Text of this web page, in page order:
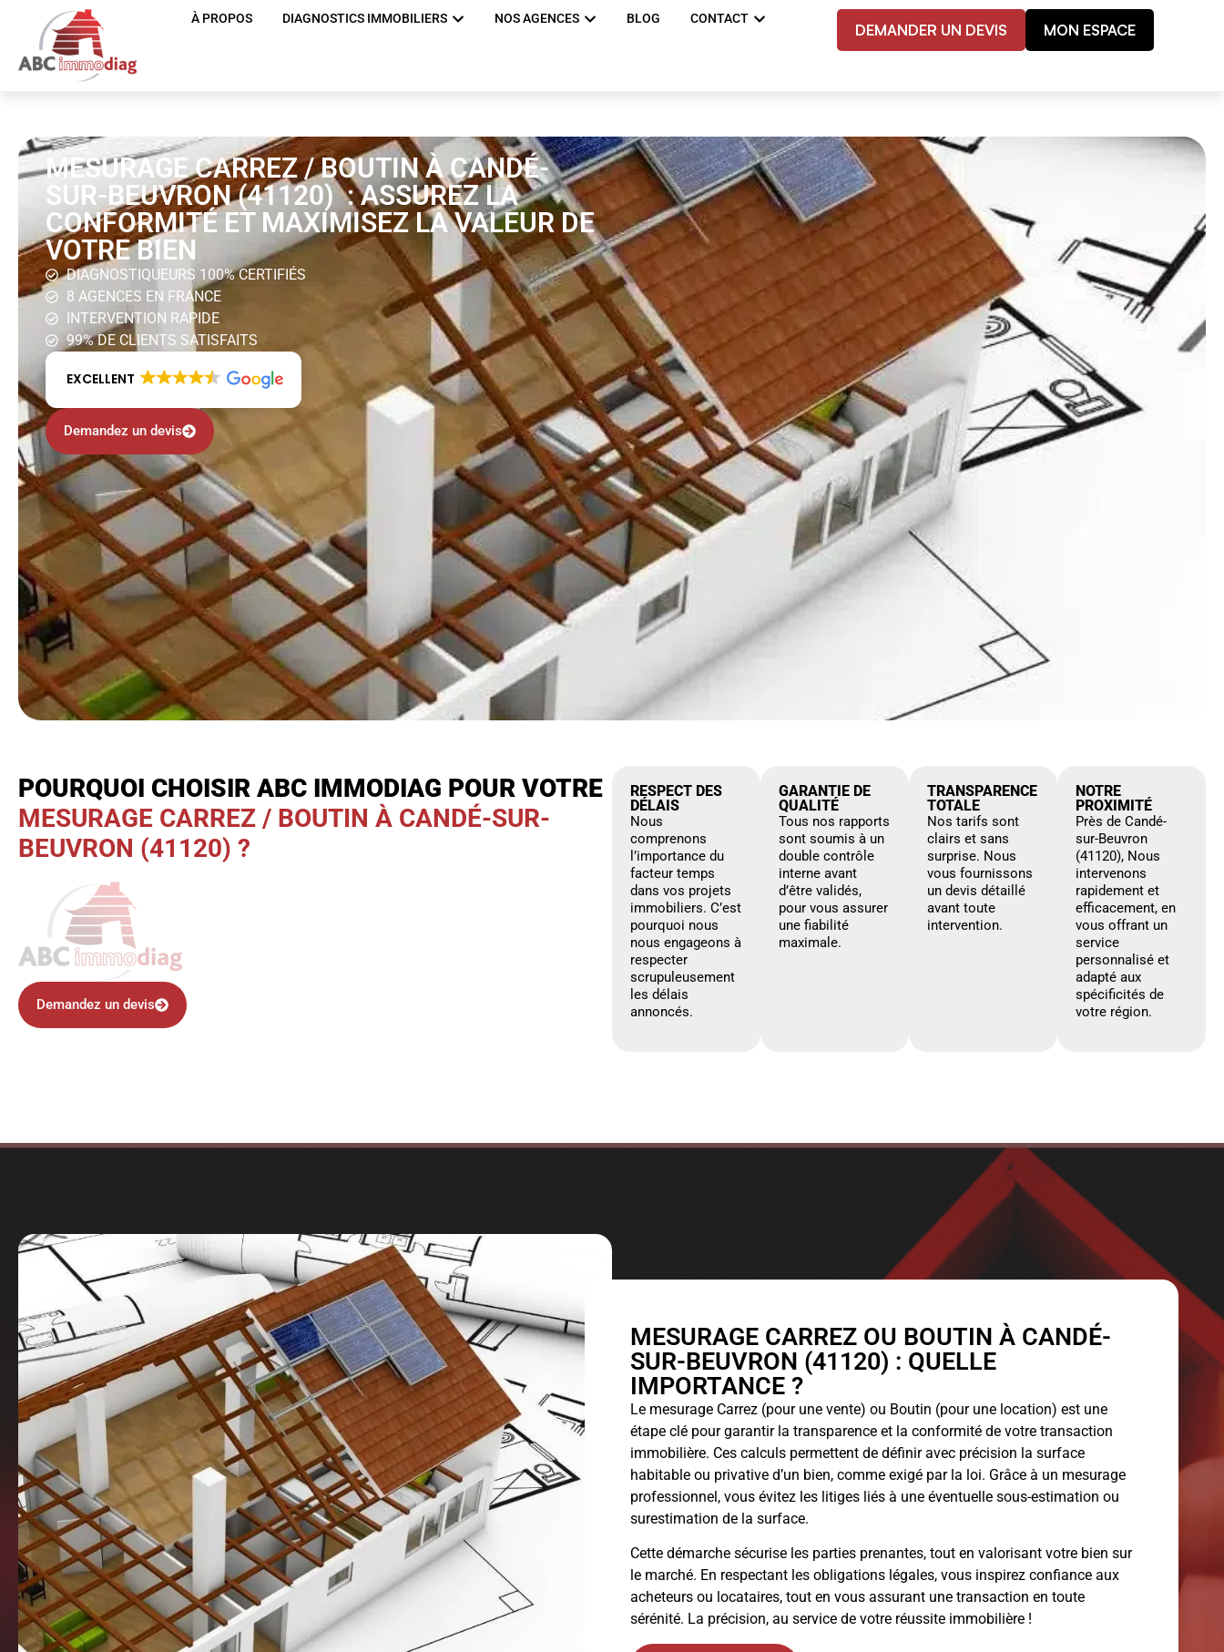
À PROPOS DIAGNOSTICS IMMOBILIERS NOS AGENCES BLOG CONTACT
DEMANDER UN DEVIS MON ESPACE
MESURAGE CARREZ / BOUTIN À CANDÉ-
SUR-BEUVRON (41120) : ASSUREZ LA
CONFORMITÉ ET MAXIMISEZ LA VALEUR DE
VOTRE BIEN
DIAGNOSTIQUEURS 100% CERTIFIÉS
8 AGENCES EN FRANCE
INTERVENTION RAPIDE
99% DE CLIENTS SATISFAITS
EXCELLENT
Demandez un devis
POURQUOI CHOISIR ABC IMMODIAG POUR VOTRE
MESURAGE CARREZ / BOUTIN À CANDÉ-SUR-
BEUVRON (41120) ?
Demandez un devis
RESPECT DES
DÉLAIS
Nous
comprenons
l’importance du
facteur temps
dans vos projets
immobiliers. C’est
pourquoi nous
nous engageons à
respecter
scrupuleusement
les délais
annoncés.
GARANTIE DE
QUALITÉ
Tous nos rapports
sont soumis à un
double contrôle
interne avant
d’être validés,
pour vous assurer
une fiabilité
maximale.
TRANSPARENCE
TOTALE
Nos tarifs sont
clairs et sans
surprise. Nous
vous fournissons
un devis détaillé
avant toute
intervention.
NOTRE
PROXIMITÉ
Près de Candé-
sur-Beuvron
(41120), Nous
intervenons
rapidement et
efficacement, en
vous offrant un
service
personnalisé et
adapté aux
spécificités de
votre région.
MESURAGE CARREZ OU BOUTIN À CANDÉ-
SUR-BEUVRON (41120) : QUELLE
IMPORTANCE ?
Le mesurage Carrez (pour une vente) ou Boutin (pour une location) est une
étape clé pour garantir la transparence et la conformité de votre transaction
immobilière. Ces calculs permettent de définir avec précision la surface
habitable ou privative d’un bien, comme exigé par la loi. Grâce à un mesurage
professionnel, vous évitez les litiges liés à une éventuelle sous-estimation ou
surestimation de la surface.
Cette démarche sécurise les parties prenantes, tout en valorisant votre bien sur
le marché. En respectant les obligations légales, vous inspirez confiance aux
acheteurs ou locataires, tout en vous assurant une transaction en toute
sérénité. La précision, au service de votre réussite immobilière !